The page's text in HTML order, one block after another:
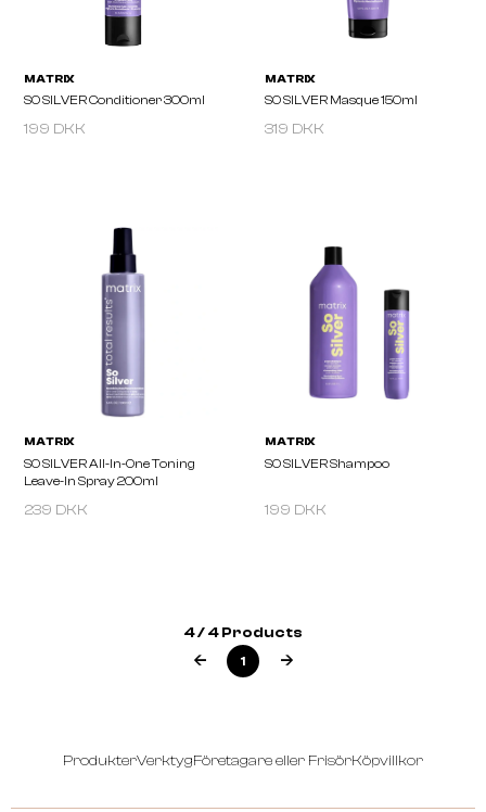
199 DKK 319 DKK
239 DKK 199 DKK
4 / 4 Products
1
ProdukterVerktygFöretagare eller FrisörKöpvillkor